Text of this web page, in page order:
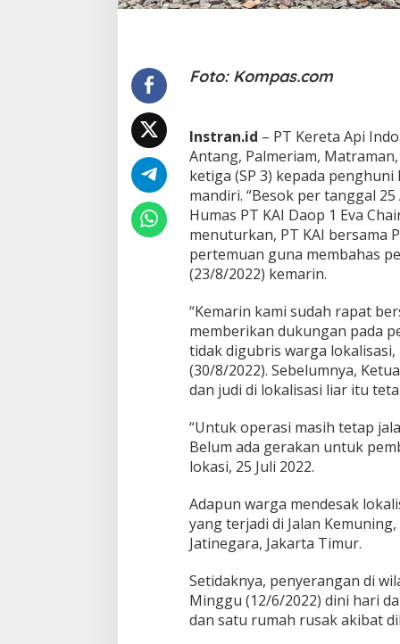
P
o
n
a
a
n
L
o
k
l
i
a
s
G
u
n
n
A
n
a
n
Foto: Kompas.com
Instran.id – PT Kereta Api
Antang, Palmeriam,
ketiga (SP 3) kepada
mandiri. “Besok per tanggal
Humas PT KAI Daop 1 Eva
menuturkan, PT KAI bersama
pertemuan guna membahas
(23/8/2022) kemarin.
“Kemarin kami sudah rapat
memberikan dukungan pada
tidak digubris warga
(30/8/2022). Sebelumnya,
dan judi di lokalisasi liar itu
“Untuk operasi masih tetap
Belum ada gerakan untuk
lokasi, 25 Juli 2022.
Adapun warga mendesak
yang terjadi di Jalan
Jatinegara, Jakarta Timur.
Setidaknya, penyerangan di
Minggu (12/6/2022) dini hari
dan satu rumah rusak akibat